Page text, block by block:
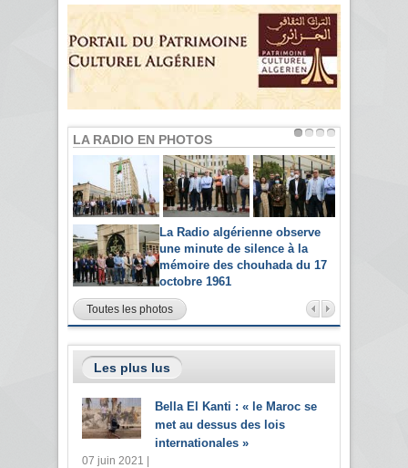
LA RADIO EN PHOTOS
La Radio algérienne observe
une minute de silence à la
mémoire des chouhada du 17
octobre 1961
Toutes les photos
Les plus lus
Bella El Kanti : « le Maroc se
met au dessus des lois
internationales »
07 juin 2021 |